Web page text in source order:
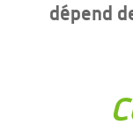
dépend